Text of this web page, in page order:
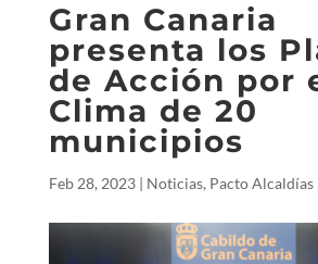
Gran Canaria
presenta los
de Acción por
Clima de 20
municipios
Feb 28, 2023| Noticias, Pacto Alcaldías